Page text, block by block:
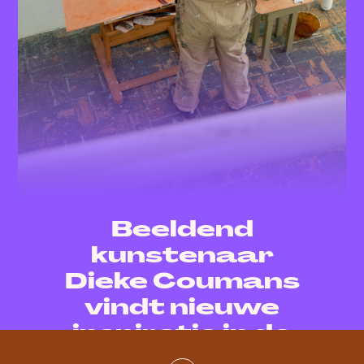
Beeldend
kunstenaar
Dieke Coumans
vindt nieuwe
inspiratie in de